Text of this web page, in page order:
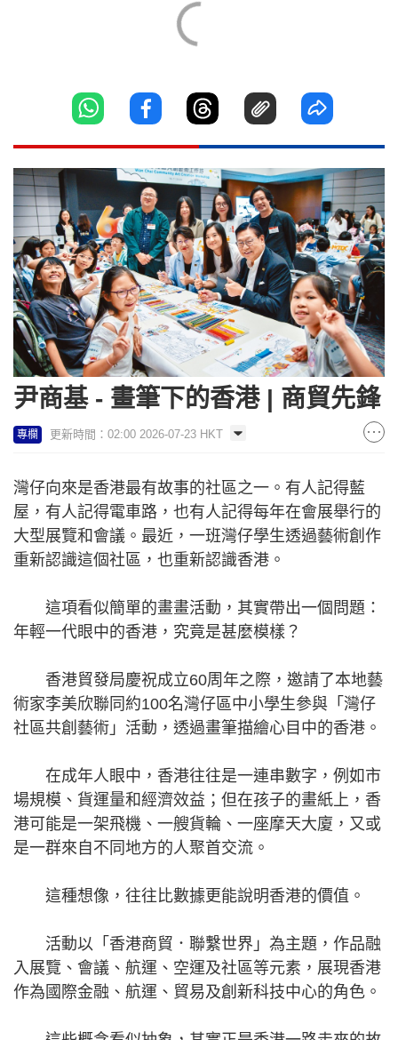
尹商基 - 畫筆下的香港 | 商貿先鋒
專欄 更新時間：02:00 2026-07-23 HKT
灣仔向來是香港最有故事的社區之一。有人記得藍
屋，有人記得電車路，也有人記得每年在會展舉行的
大型展覽和會議。最近，一班灣仔學生透過藝術創作
重新認識這個社區，也重新認識香港。
這項看似簡單的畫畫活動，其實帶出一個問題：
年輕一代眼中的香港，究竟是甚麼模樣？
香港貿發局慶祝成立60周年之際，邀請了本地藝
術家李美欣聯同約100名灣仔區中小學生參與「灣仔
社區共創藝術」活動，透過畫筆描繪心目中的香港。
在成年人眼中，香港往往是一連串數字，例如市
場規模、貨運量和經濟效益；但在孩子的畫紙上，香
港可能是一架飛機、一艘貨輪、一座摩天大廈，又或
是一群來自不同地方的人聚首交流。
這種想像，往往比數據更能說明香港的價值。
活動以「香港商貿．聯繫世界」為主題，作品融
入展覽、會議、航運、空運及社區等元素，展現香港
作為國際金融、航運、貿易及創新科技中心的角色。